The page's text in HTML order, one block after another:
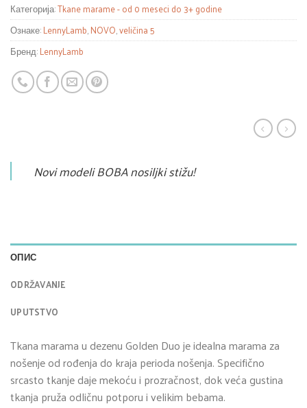
Категорија:Tkane marame - od 0 meseci do 3+ godine
Ознаке:LennyLamb,NOVO,veličina 5
Бренд:LennyLamb
Novi modeli BOBA nosiljki stižu!
ОПИС
ODRŽAVANJE
UPUTSTVO
Tkana marama u dezenu Golden Duo je idealna marama za
nošenje od rođenja do kraja perioda nošenja. Specifično
srcasto tkanje daje mekoću i prozračnost, dok veća gustina
tkanja pruža odličnu potporu i velikim bebama.